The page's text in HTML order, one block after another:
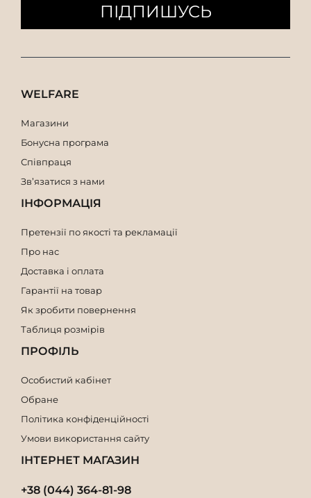
ПІДПИШУСЬ
WELFARE
Магазини
Бонусна програма
Співпраця
Зв’язатися з нами
ІНФОРМАЦІЯ
Претензії по якості та рекламації
Про нас
Доставка і оплата
Гарантії на товар
Як зробити повернення
Таблиця розмірів
ПРОФІЛЬ
Особистий кабінет
Обране
Політика конфіденційності
Умови використання сайту
ІНТЕРНЕТ МАГАЗИН
+38 (044) 364-81-98